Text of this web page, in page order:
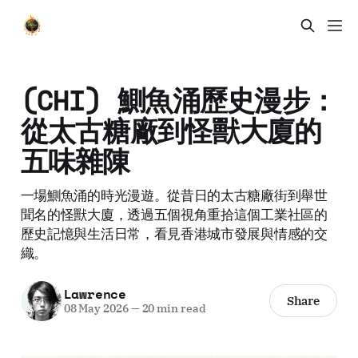
(CHI) 鰂魚涌歷史漫步：
從太古糖廠到怪獸大廈的
五味雜陳
一場鰂魚涌的時光漫遊。從昔日的太古糖廠街到舉世
聞名的怪獸大廈，透過五個視角重拾這個工業社區的
歷史記憶與生活日常，看見香港城市發展與情感的交
織。
Lawrence
08 May 2026—20 min read Share